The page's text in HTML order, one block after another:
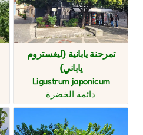
تمرحنة يابانية (ليغستروم
ياباني)
Ligustrum japonicum
دائمة الخضرة